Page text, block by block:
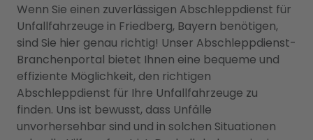
Wenn Sie einen zuverlässigen Abschleppdienst für
Unfallfahrzeuge in Friedberg, Bayern benötigen,
sind Sie hier genau richtig! Unser Abschleppdienst-
Branchenportal bietet Ihnen eine bequeme und
effiziente Möglichkeit, den richtigen
Abschleppdienst für Ihre Unfallfahrzeuge zu
finden. Uns ist bewusst, dass Unfälle
unvorhersehbar sind und in solchen Situationen